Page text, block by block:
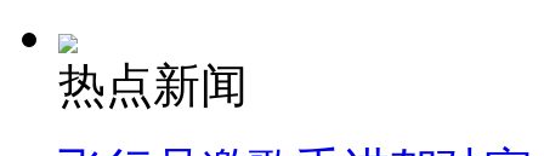
热点新闻